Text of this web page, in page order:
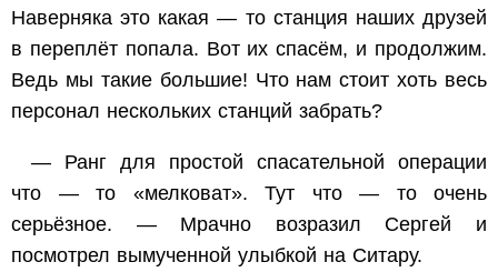
Наверняка это какая — то станция наших друзей
в переплёт попала. Вот их спасём, и продолжим.
Ведь мы такие большие! Что нам стоит хоть весь
персонал нескольких станций забрать?
— Ранг для простой спасательной операции
что — то «мелковат». Тут что — то очень
серьёзное. — Мрачно возразил Сергей и
посмотрел вымученной улыбкой на Ситару.